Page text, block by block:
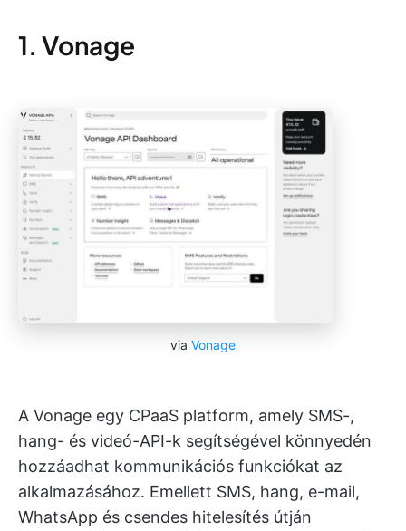
1. Vonage
via Vonage
A Vonage egy CPaaS platform, amely SMS-,
hang- és videó-API-k segítségével könnyedén
hozzáadhat kommunikációs funkciókat az
alkalmazásához. Emellett SMS, hang, e-mail,
WhatsApp és csendes hitelesítés útján